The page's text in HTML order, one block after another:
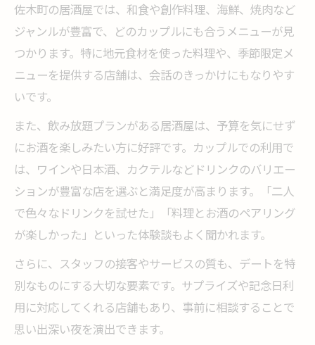
佐木町の居酒屋では、和食や創作料理、海鮮、焼肉など
ジャンルが豊富で、どのカップルにも合うメニューが見
つかります。特に地元食材を使った料理や、季節限定メ
ニューを提供する店舗は、会話のきっかけにもなりやす
いです。
また、飲み放題プランがある居酒屋は、予算を気にせず
にお酒を楽しみたい方に好評です。カップルでの利用で
は、ワインや日本酒、カクテルなどドリンクのバリエー
ションが豊富な店を選ぶと満足度が高まります。「二人
で色々なドリンクを試せた」「料理とお酒のペアリング
が楽しかった」といった体験談もよく聞かれます。
さらに、スタッフの接客やサービスの質も、デートを特
別なものにする大切な要素です。サプライズや記念日利
用に対応してくれる店舗もあり、事前に相談することで
思い出深い夜を演出できます。